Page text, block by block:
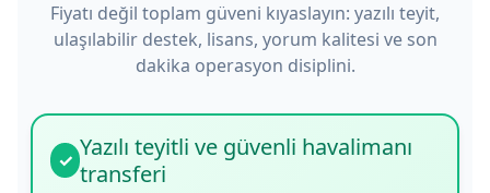
Fiyatı değil toplam güveni kıyaslayın: yazılı teyit,
ulaşılabilir destek, lisans, yorum kalitesi ve son
dakika operasyon disiplini.
✓ Yazılı teyitli ve güvenli havalimanı
transferi